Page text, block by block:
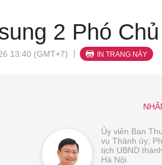
2 Phó
13:40 (GMT+7) IN TRANG NÀY
Ủy viên Ban
vụ Thành ủy;
tịch UBND
Hà Nội